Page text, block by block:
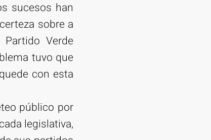
sucesos han
sobre a
Verde
tuvo que
con esta
público por
legislativa,